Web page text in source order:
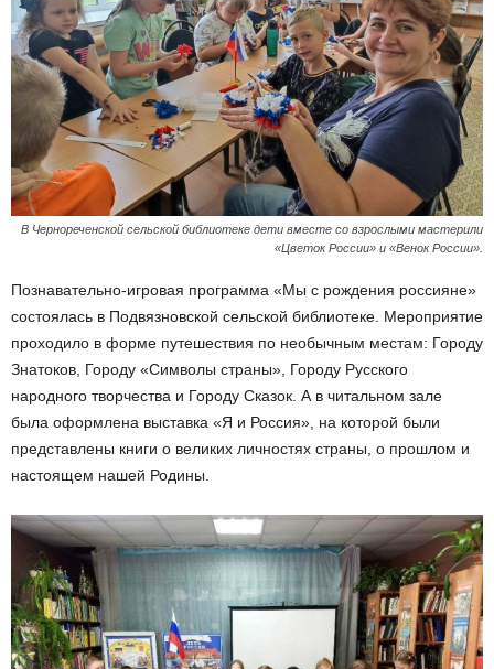
В Чернореченской сельской библиотеке дети вместе со взрослыми мастерили
«Цветок России» и «Венок России».
Познавательно-игровая программа «Мы с рождения россияне»
состоялась в Подвязновской сельской библиотеке. Мероприятие
проходило в форме путешествия по необычным местам: Городу
Знатоков, Городу «Символы страны», Городу Русского
народного творчества и Городу Сказок. А в читальном зале
была оформлена выставка «Я и Россия», на которой были
представлены книги о великих личностях страны, о прошлом и
настоящем нашей Родины.